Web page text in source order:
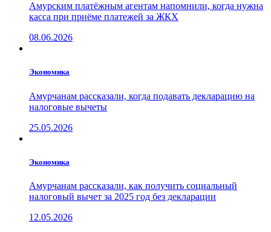
Амурским платёжным агентам напомнили, когда нужна
касса при приёме платежей за ЖКХ
08.06.2026
Экономика
Амурчанам рассказали, когда подавать декларацию на
налоговые вычеты
25.05.2026
Экономика
Амурчанам рассказали, как получить социальный
налоговый вычет за 2025 год без декларации
12.05.2026